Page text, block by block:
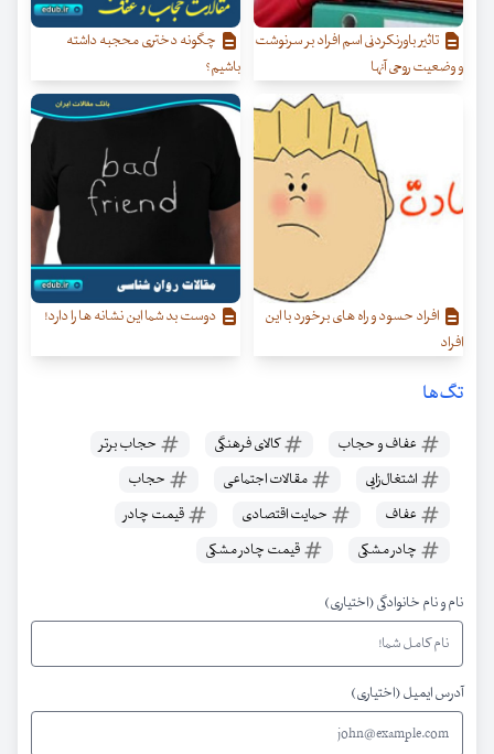
تاثیر باورنکردنی اسم افراد بر سرنوشت
و وضعیت روحی آنها
چگونه دختری محجبه داشته
باشیم؟
افراد حسود و راه های برخورد با این
افراد
دوست بد شما این نشانه ها را دارد!
تگ‌ها
عفاف و حجاب کالای فرهنگی
حجاب برتر
اشتغال‌زایی
مقالات اجتماعی
حجاب
عفاف
حمایت اقتصادی
قیمت چادر
چادر مشکی
قیمت چادر مشکی
نام و نام خانوادگی (اختیاری)
آدرس ایمیل (اختیاری)